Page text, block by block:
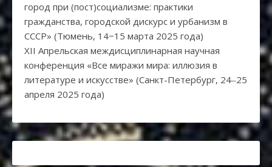
город при (пост)социализме: практики
гражданства, городской дискурс и урбанизм в
СССР» (Тюмень, 14−15 марта 2025 года)
XII Апрельская междисциплинарная научная
конференция «Все миражи мира: иллюзия в
литературе и искусстве» (Санкт-Петербург, 24‒25
апреля 2025 года)